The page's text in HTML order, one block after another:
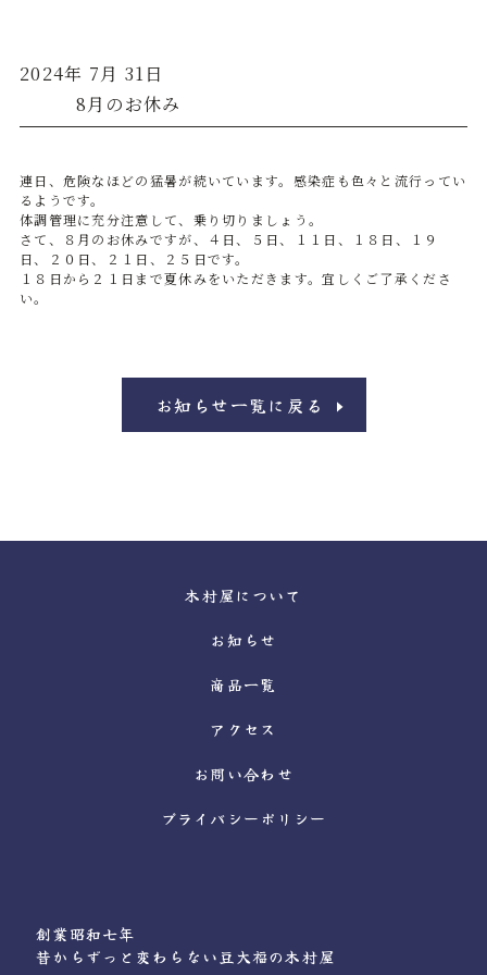
2024年 7月 31日
8月のお休み
連日、危険なほどの猛暑が続いています。感染症も色々と流行ってい
るようです。
体調管理に充分注意して、乗り切りましょう。
さて、８月のお休みですが、４日、５日、１１日、１８日、１９
日、２０日、２１日、２５日です。
１８日から２１日まで夏休みをいただきます。宜しくご了承くださ
い。
お知らせ一覧に戻る
創業昭和七年
昔からずっと変わらない豆大福の木村屋
お問い合わせ
アクセス
商品一覧
お知らせ
木村屋について
プライバシーポリシー